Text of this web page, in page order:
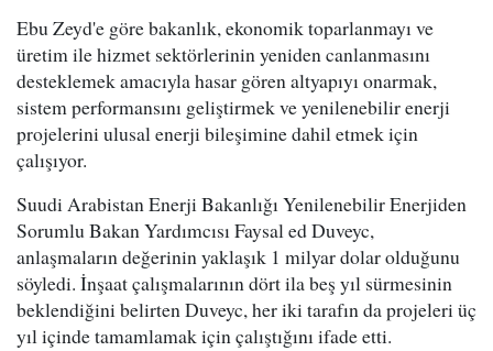
Ebu Zeyd'e göre bakanlık, ekonomik toparlanmayı ve
üretim ile hizmet sektörlerinin yeniden canlanmasını
desteklemek amacıyla hasar gören altyapıyı onarmak,
sistem performansını geliştirmek ve yenilenebilir enerji
projelerini ulusal enerji bileşimine dahil etmek için
çalışıyor.
Suudi Arabistan Enerji Bakanlığı Yenilenebilir Enerjiden
Sorumlu Bakan Yardımcısı Faysal ed Duveyc,
anlaşmaların değerinin yaklaşık 1 milyar dolar olduğunu
söyledi. İnşaat çalışmalarının dört ila beş yıl sürmesinin
beklendiğini belirten Duveyc, her iki tarafın da projeleri üç
yıl içinde tamamlamak için çalıştığını ifade etti.